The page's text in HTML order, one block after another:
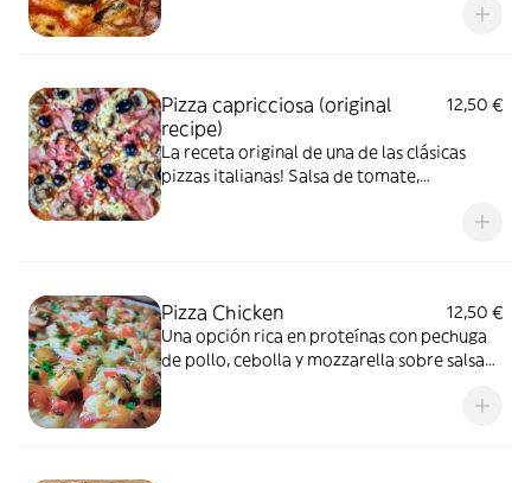
Pizza capricciosa (original
recipe)
12,50 €
La receta original de una de las clásicas
pizzas italianas! Salsa de tomate,
Pizza Chicken
12,50 €
Una opción rica en proteínas con pechuga
de pollo, cebolla y mozzarella sobre salsa